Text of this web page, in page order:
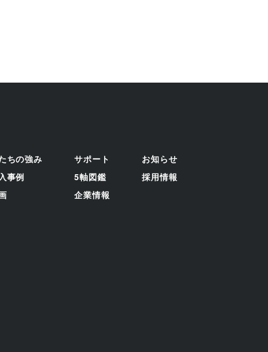
ちの強み
事例
サポート
5軸図鑑
企業情報
お知らせ
採用情報